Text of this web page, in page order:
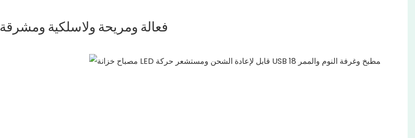
فعالة ومريحة ولاسلكية ومشرقة